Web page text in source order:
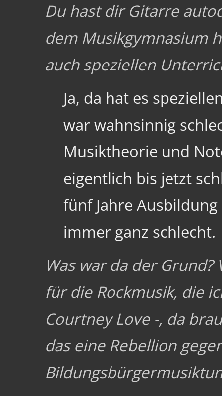
Du hast dir Gitarre
dem Musikgymnasium
auch speziellen
Ja, da hat es
war wahnsinnig
Musiktheorie und
eigentlich bis jetzt
fünf Jahre
immer ganz schlecht.
Was war da der
für die Rockmusik, die
Courtney Love -, da
das eine Rebellion